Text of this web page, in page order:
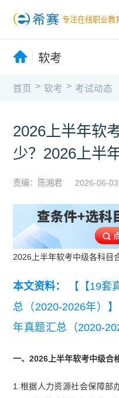
专注在线职业教
软考
首页 > 软考 > 考试动态
2026上半年软
少？2026上半
责编：陈湘君 2026-06-03
2026上半年软考中级各科目
本文资料：
【【19
总（2020-2026年）】
年真题汇总（2020-
程师真题汇总（2020-
一、2026上半年软考中级合
1.根据人力资源社会保障部